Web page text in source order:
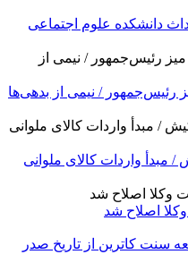
احداث دانشکده علوم اجتماعی
رئیس‌جمهور / نیمی از بدهی‌ها
مبدأ واردات کالای ملوانی
اصلاح شد
کاترین از تاریخ صدر